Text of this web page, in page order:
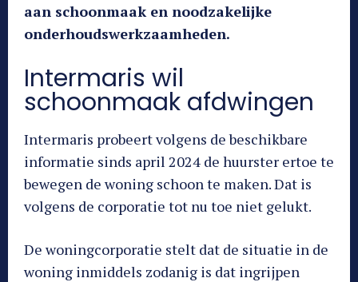
aan schoonmaak en noodzakelijke
onderhoudswerkzaamheden.
Intermaris wil
schoonmaak afdwingen
Intermaris probeert volgens de beschikbare
informatie sinds april 2024 de huurster ertoe te
bewegen de woning schoon te maken. Dat is
volgens de corporatie tot nu toe niet gelukt.
De woningcorporatie stelt dat de situatie in de
woning inmiddels zodanig is dat ingrijpen